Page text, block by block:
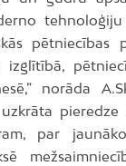
tehnoloģiju
pētniecības
izglītībā,
norāda
uzkrāta
par